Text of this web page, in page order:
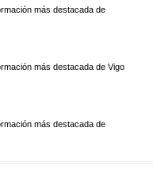
más destacada de
más destacada de Vigo
más destacada de